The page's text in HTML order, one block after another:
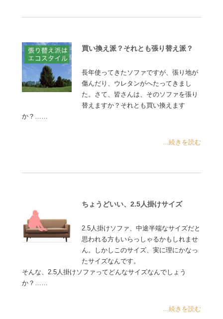
買い換え派？それとも張り替え派？
長年使ってきたソファですが、張り地が
傷んだり、ウレタンがへたってきまし
た。さて、皆さんは、そのソファを張り
替えますか？それとも買い換えます
か？……
...続きを読む
ちょうどいい、2.5人掛けサイズ
2.5人掛けソファ、中途半端なサイズだと
思われる方もいらっしゃるかもしれませ
ん。しかしこのサイズ、実に理にかなっ
たサイズなんです。
そんな、2.5人掛けソファってどんなサイズなんでしょう
か？……
...続きを読む